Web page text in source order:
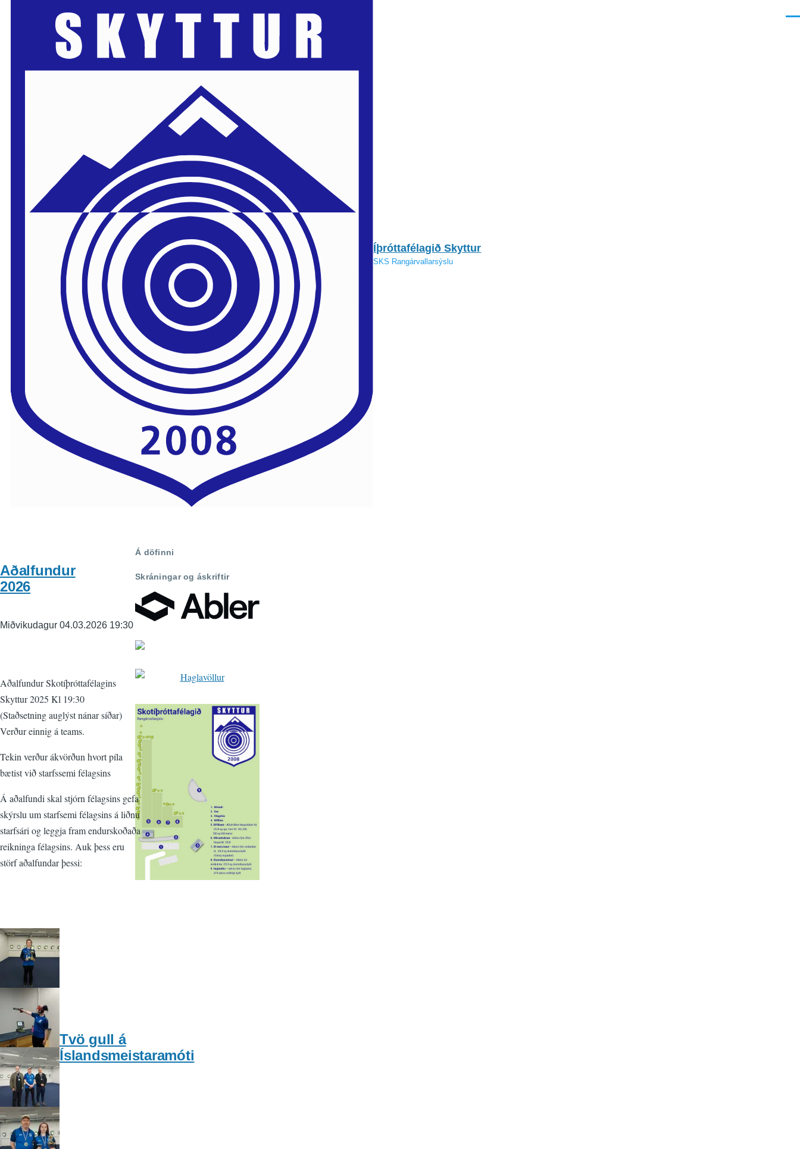
Íþróttafélagið Skyttur
SKS Rangárvallarsýslu
Aðalfundur
2026
Miðvikudagur 04.03.2026 19:30
Aðalfundur Skotíþróttafélagins
Skyttur 2025 Kl 19:30
(Staðsetning auglýst nánar síðar)
Verður einnig á teams.
Tekin verður ákvörðun hvort píla
bætist við starfssemi félagsins
Á aðalfundi skal stjórn félagsins gefa
skýrslu um starfsemi félagsins á liðnu
starfsári og leggja fram endurskoðaða
reikninga félagsins. Auk þess eru
störf aðalfundar þessi:
Tvö gull á
Íslandsmeistaramóti
Á döfinni
Skráningar og áskriftir